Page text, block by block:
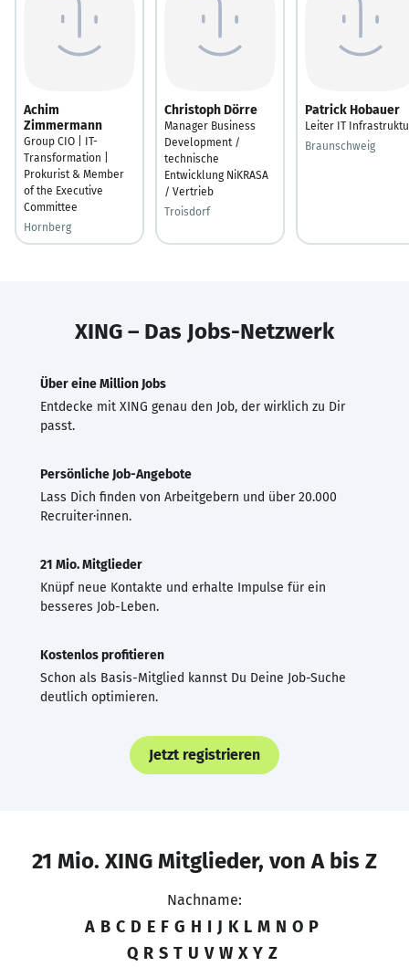
Achim
Zimmermann
Group CIO | IT-
Transformation |
Prokurist & Member
of the Executive
Committee
Hornberg
Christoph Dörre
Manager Business
Development /
technische
Entwicklung NiKRASA
/ Vertrieb
Troisdorf
Patrick Hobauer
Leiter IT
Braunschweig
XING – Das Jobs-Netzwerk
Über eine Million Jobs
Entdecke mit XING genau den Job, der wirklich zu Dir
passt.
Persönliche Job-Angebote
Lass Dich finden von Arbeitgebern und über 20.000
Recruiter·innen.
21 Mio. Mitglieder
Knüpf neue Kontakte und erhalte Impulse für ein
besseres Job-Leben.
Kostenlos profitieren
Schon als Basis-Mitglied kannst Du Deine Job-Suche
deutlich optimieren.
Jetzt registrieren
21 Mio. XING Mitglieder, von A bis Z
Nachname:
A B C D E F G H I J K L M N O P
Q R S T U V W X Y Z